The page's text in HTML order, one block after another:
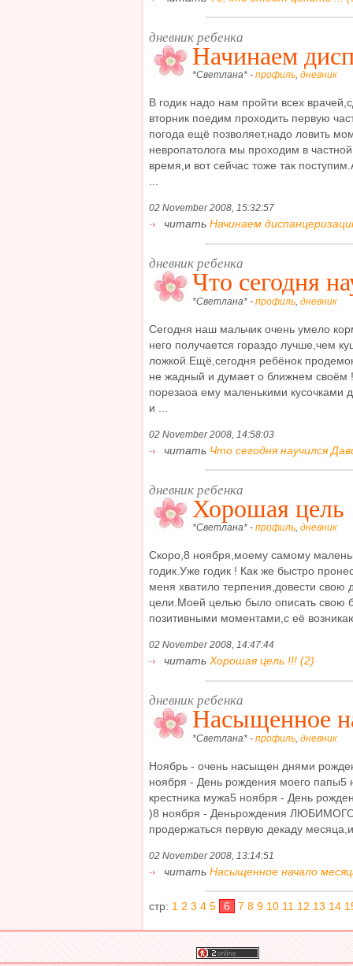
дневник ребенка
Начинаем
*Светлана* - профиль, дневник
В годик надо нам пройти всех
вторник поедим проходить первую
погода ещё позволяет,надо ловить
невропатолога мы проходим в
время,и вот сейчас тоже так
02 November 2008, 15:32:57
читать Начинаем
дневник ребенка
Что сегодня
*Светлана* - профиль, дневник
Сегодня наш мальчик очень умело
него получается гораздо лучше,чем
ложкой.Ещё,сегодня ребёнок
не жадный и думает о ближнем своём
порезаоа ему маленькими кусочками
и ...
02 November 2008, 14:58:03
читать Что сегодня научился
дневник ребенка
Хорошая
*Светлана* - профиль, дневник
Скоро,8 ноября,моему самому
годик.Уже годик ! Как же быстро
меня хватило терпения,довести свою
цели.Моей целью было описать свою
позитивными моментами,с её
02 November 2008, 14:47:44
читать Хорошая цель !!! (2)
дневник ребенка
Насыщенное
*Светлана* - профиль, дневник
Ноябрь - очень насыщен днями
ноября - День рождения моего папы5
крестника мужа5 ноября - День
)8 ноября - Деньрождения
продержаться первую декаду
02 November 2008, 13:14:51
читать Насыщенное начало
стр: 1 2 3 4 5 6 7 8 9 10 11 12 13 14